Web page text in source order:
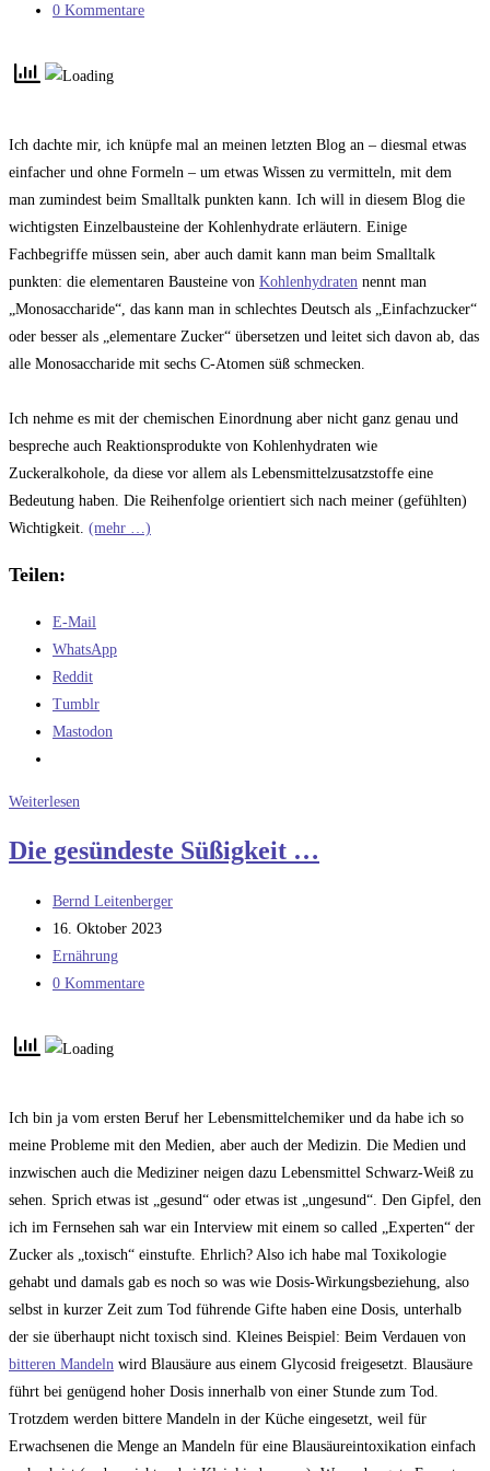
Kategorie:
Beitrags-
0 Kommentare
Ich dachte mir, ich knüpfe mal an meinen letzten Blog an – diesmal etwas
einfacher und ohne Formeln – um etwas Wissen zu vermitteln, mit dem
man zumindest beim Smalltalk punkten kann. Ich will in diesem Blog die
wichtigsten Einzelbausteine der Kohlenhydrate erläutern. Einige
Fachbegriffe müssen sein, aber auch damit kann man beim Smalltalk
punkten: die elementaren Bausteine von Kohlenhydraten nennt man
„Monosaccharide“, das kann man in schlechtes Deutsch als „Einfachzucker“
oder besser als „elementare Zucker“ übersetzen und leitet sich davon ab, das
alle Monosaccharide mit sechs C-Atomen süß schmecken.
Ich nehme es mit der chemischen Einordnung aber nicht ganz genau und
bespreche auch Reaktionsprodukte von Kohlenhydraten wie
Zuckeralkohole, da diese vor allem als Lebensmittelzusatzstoffe eine
Bedeutung haben. Die Reihenfolge orientiert sich nach meiner (gefühlten)
Wichtigkeit. (mehr …)
Teilen:
E-Mail
WhatsApp
Reddit
Tumblr
Mastodon
Weiterlesen
Die gesündeste Süßigkeit …
Beitrags-
Autor:
Bernd Leitenberger
Beitrag
veröffentlicht:
16. Oktober 2023
Beitrags-
Kategorie:
Ernährung
Beitrags-
0 Kommentare
Ich bin ja vom ersten Beruf her Lebensmittelchemiker und da habe ich so
meine Probleme mit den Medien, aber auch der Medizin. Die Medien und
inzwischen auch die Mediziner neigen dazu Lebensmittel Schwarz-Weiß zu
sehen. Sprich etwas ist „gesund“ oder etwas ist „ungesund“. Den Gipfel, den
ich im Fernsehen sah war ein Interview mit einem so called „Experten“ der
Zucker als „toxisch“ einstufte. Ehrlich? Also ich habe mal Toxikologie
gehabt und damals gab es noch so was wie Dosis-Wirkungsbeziehung, also
selbst in kurzer Zeit zum Tod führende Gifte haben eine Dosis, unterhalb
der sie überhaupt nicht toxisch sind. Kleines Beispiel: Beim Verdauen von
bitteren Mandeln wird Blausäure aus einem Glycosid freigesetzt. Blausäure
führt bei genügend hoher Dosis innerhalb von einer Stunde zum Tod.
Trotzdem werden bittere Mandeln in der Küche eingesetzt, weil für
Erwachsenen die Menge an Mandeln für eine Blausäureintoxikation einfach